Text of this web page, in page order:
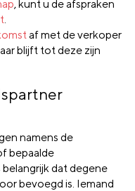
, kunt u de afspraken
.
af met de verkoper
blijft tot deze zijn
namens de
bepaalde
dat degene
bevoegd is. Iemand